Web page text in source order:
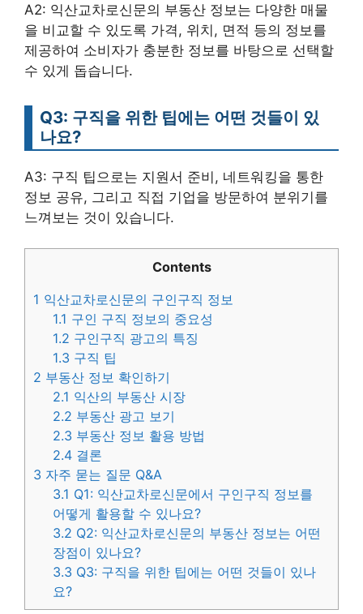
A2: 익산교차로신문의 부동산 정보는 다양한 매물
을 비교할 수 있도록 가격, 위치, 면적 등의 정보를
제공하여 소비자가 충분한 정보를 바탕으로 선택할
수 있게 돕습니다.
Q3: 구직을 위한 팁에는 어떤 것들이 있
나요?
A3: 구직 팁으로는 지원서 준비, 네트워킹을 통한
정보 공유, 그리고 직접 기업을 방문하여 분위기를
느껴보는 것이 있습니다.
Contents
1 익산교차로신문의 구인구직 정보
1.1 구인 구직 정보의 중요성
1.2 구인구직 광고의 특징
1.3 구직 팁
2 부동산 정보 확인하기
2.1 익산의 부동산 시장
2.2 부동산 광고 보기
2.3 부동산 정보 활용 방법
2.4 결론
3 자주 묻는 질문 Q&A
3.1 Q1: 익산교차로신문에서 구인구직 정보를
어떻게 활용할 수 있나요?
3.2 Q2: 익산교차로신문의 부동산 정보는 어떤
장점이 있나요?
3.3 Q3: 구직을 위한 팁에는 어떤 것들이 있나
요?